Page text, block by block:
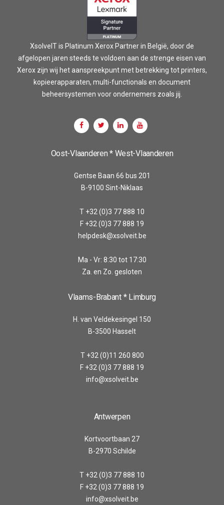
XsolveIT is Platinum Xerox Partner in België, door de
afgelopen jaren steeds te voldoen aan de strenge eisen van
Xerox zijn wij het aanspreekpunt met betrekking tot printers,
kopieerapparaten, multi-functionals en document
beheersystemen voor ondernemers zoals jij.
Oost-Vlaanderen * West-Vlaanderen
Gentse Baan 66 bus 201
B-9100 Sint-Niklaas
T +32 (0)3 77 888 10
F +32 (0)3 77 888 19
helpdesk@xsolveit.be
Ma - Vr: 8:30 tot 17:30
Za. en Zo. gesloten
Vlaams-Brabant * Limburg
H. van Veldekesingel 150
B-3500 Hasselt
T +32 (0)11 260 800
F +32 (0)3 77 888 19
info@xsolveit.be
Antwerpen
Kortvoortbaan 27
B-2970 Schilde
T +32 (0)3 77 888 10
F +32 (0)3 77 888 19
info@xsolveit.be